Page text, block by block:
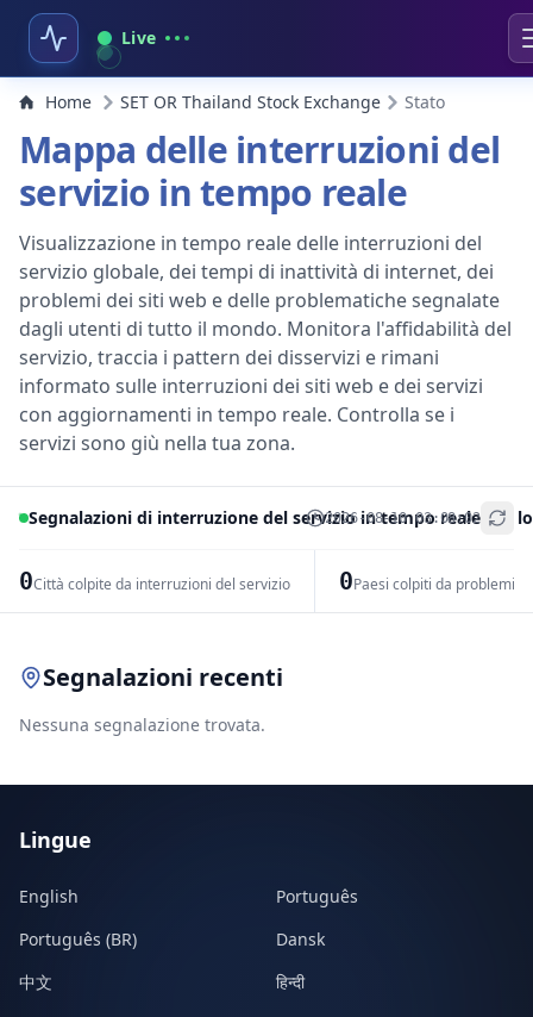
Live
Home SET OR Thailand Stock Exchange Stato
Mappa delle interruzioni del
servizio in tempo reale
Visualizzazione in tempo reale delle interruzioni del
servizio globale, dei tempi di inattività di internet, dei
problemi dei siti web e delle problematiche segnalate
dagli utenti di tutto il mondo. Monitora l'affidabilità del
servizio, traccia i pattern dei disservizi e rimani
informato sulle interruzioni dei siti web e dei servizi
con aggiornamenti in tempo reale. Controlla se i
servizi sono giù nella tua zona.
Segnalazioni di interruzione del servizio in tempo reale per
2026-08-10 03:08:02
0Città colpite da interruzioni del servizio 0Paesi colpiti da problemi
+
Segnalazioni recenti
Nessuna segnalazione trovata.
Lingue
English
Português
Português (BR)
Dansk
中文
हिन्दी